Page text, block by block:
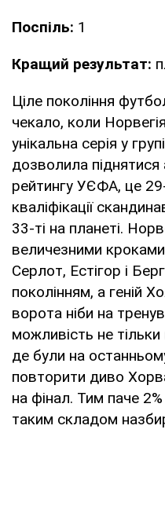
Поспіль: 1
Кращий результат:
Ціле покоління
чекало, коли
унікальна серія у
дозволила
рейтингу УЄФА, це
кваліфікації
33-ті на планеті.
величезними
Серлот, Естігор і
поколінням, а геній
ворота ніби на
можливість не
де були на
повторити диво
на фінал. Тим паче
таким складом